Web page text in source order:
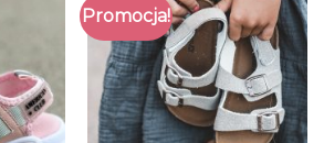
Promocja!